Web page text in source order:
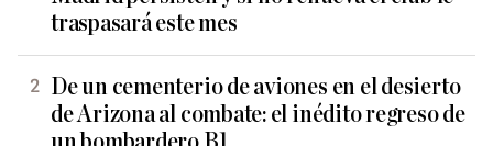
traspasará este mes
De un cementerio de aviones en el desierto
de Arizona al combate: el inédito regreso de